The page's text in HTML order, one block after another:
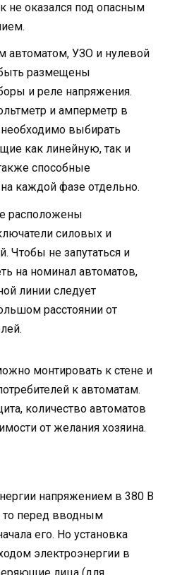
не оказался под опасным
автоматом, УЗО и нулевой
размещены
и реле напряжения.
и амперметр в
выбирать
как линейную, так и
способные
каждой фазе отдельно.
расположены
силовых и
Чтобы не запутаться и
на номинал автоматов,
линии следует
расстоянии от
монтировать к стене и
к автоматам.
количество автоматов
от желания хозяина.
напряжением в 380 В
то перед вводным
его. Но установка
электроэнергии в